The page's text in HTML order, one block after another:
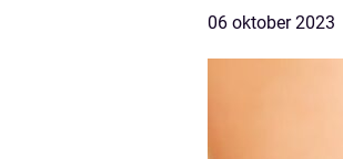
06 oktober 2023